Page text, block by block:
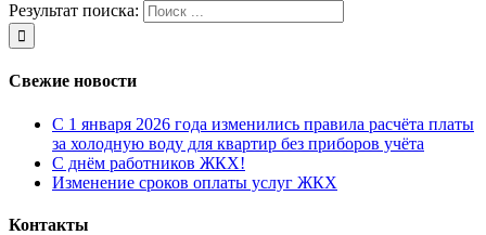
Результат поиска:
Свежие новости
С 1 января 2026 года изменились правила расчёта платы
за холодную воду для квартир без приборов учёта
С днём работников ЖКХ!
Изменение сроков оплаты услуг ЖКХ
Контакты